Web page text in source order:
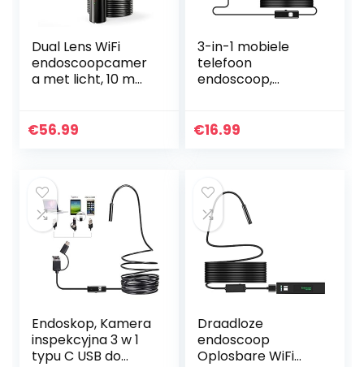
Dual Lens WiFi
endoscoopcamer
a met licht, 10 m
inspectiecamera
€56.99
3-in-1 mobiele
telefoon
endoscoop,
slang/kabel en led,
€16.99
Endoskop, Kamera
inspekcyjna 3 w 1
typu C USB do
Draadloze
endoscoop
Oplosbare WiFi